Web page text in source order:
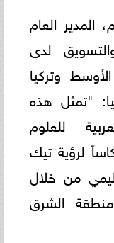
المدير العام
لدى
وتركيا
"تمثل هذه
للعلوم
لرؤية تيك
من خلال
الشرق